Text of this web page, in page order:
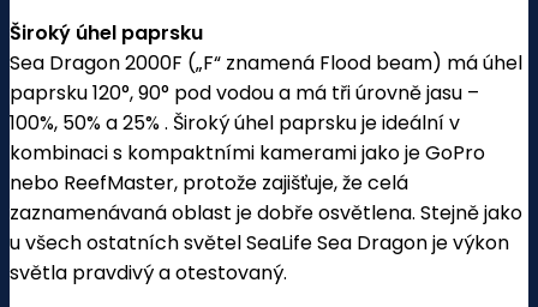
Široký úhel paprsku
Sea Dragon 2000F („F“ znamená Flood beam) má úhel
paprsku 120°, 90° pod vodou a má tři úrovně jasu –
100%, 50% a 25% . Široký úhel paprsku je ideální v
kombinaci s kompaktními kamerami jako je GoPro
nebo ReefMaster, protože zajišťuje, že celá
zaznamenávaná oblast je dobře osvětlena. Stejně jako
u všech ostatních světel SeaLife Sea Dragon je výkon
světla pravdivý a otestovaný.